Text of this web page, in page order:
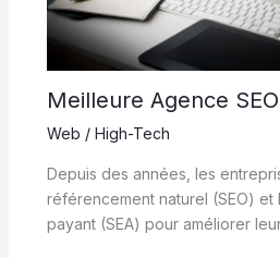
Meilleure Agence
Web / High-Tech
Depuis des années, les
référencement naturel (SEO)
payant (SEA) pour améliorer